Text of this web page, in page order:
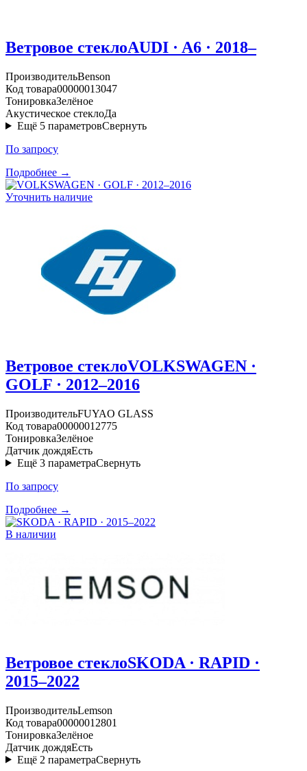
Ветровое стеклоAUDI · A6 · 2018–
ПроизводительBenson
Код товара00000013047
ТонировкаЗелёное
Акустическое стеклоДа
Ещё 5 параметровСвернуть
По запросу
Подробнее →
Уточнить наличие
Ветровое стеклоVOLKSWAGEN ·
GOLF · 2012–2016
ПроизводительFUYAO GLASS
Код товара00000012775
ТонировкаЗелёное
Датчик дождяЕсть
Ещё 3 параметраСвернуть
По запросу
Подробнее →
В наличии
Ветровое стеклоSKODA · RAPID ·
2015–2022
ПроизводительLemson
Код товара00000012801
ТонировкаЗелёное
Датчик дождяЕсть
Ещё 2 параметраСвернуть